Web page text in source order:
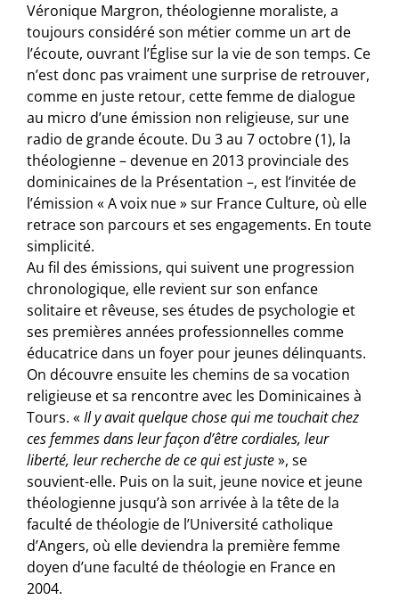
Véronique Margron, théologienne moraliste, a
toujours considéré son métier comme un art de
l’écoute, ouvrant l’Église sur la vie de son temps. Ce
n’est donc pas vraiment une surprise de retrouver,
comme en juste retour, cette femme de dialogue
au micro d’une émission non religieuse, sur une
radio de grande écoute. Du 3 au 7 octobre (1), la
théologienne – devenue en 2013 provinciale des
dominicaines de la Présentation –, est l’invitée de
l’émission « A voix nue » sur France Culture, où elle
retrace son parcours et ses engagements. En toute
simplicité.
Au fil des émissions, qui suivent une progression
chronologique, elle revient sur son enfance
solitaire et rêveuse, ses études de psychologie et
ses premières années professionnelles comme
éducatrice dans un foyer pour jeunes délinquants.
On découvre ensuite les chemins de sa vocation
religieuse et sa rencontre avec les Dominicaines à
Tours. «Il y avait quelque chose qui me touchait chez
ces femmes dans leur façon d’être cordiales, leur
liberté, leur recherche de ce qui est juste», se
souvient-elle. Puis on la suit, jeune novice et jeune
théologienne jusqu’à son arrivée à la tête de la
faculté de théologie de l’Université catholique
d’Angers, où elle deviendra la première femme
doyen d’une faculté de théologie en France en
2004.